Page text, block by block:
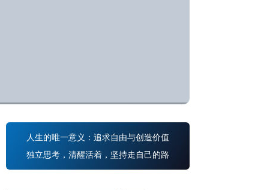
人生的唯一意义：追求自由与创造价值
独立思考，清醒活着，坚持走自己的路